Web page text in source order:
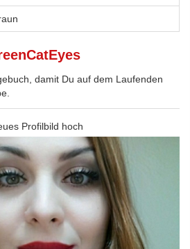
damit Du auf dem Laufenden
Profilbild hoch